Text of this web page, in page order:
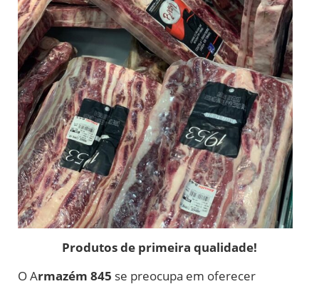
Produtos de primeira qualidade!
O Armazém 845 se preocupa em oferecer